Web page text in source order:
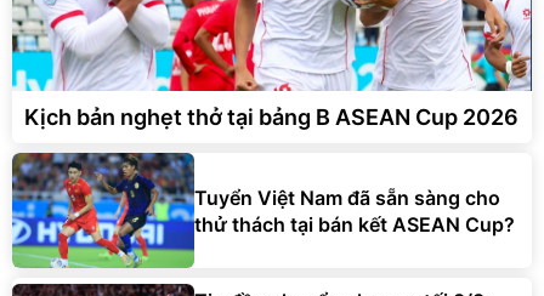
Kịch bản nghẹt thở tại bảng B ASEAN Cup 2026
Tuyển Việt Nam đã sẵn sàng cho
thử thách tại bán kết ASEAN Cup?